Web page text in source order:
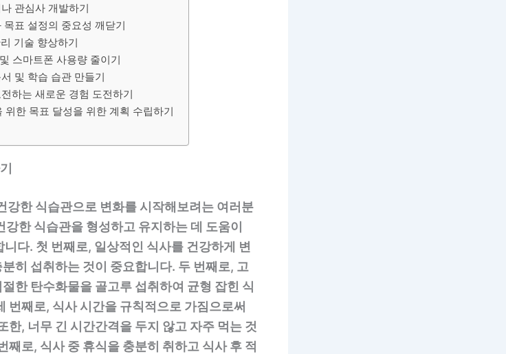
관심사 개발하기
목표 설정의 중요성 깨닫기
기술 향상하기
스마트폰 사용량 줄이기
및 학습 습관 만들기
하는 새로운 경험 도전하기
위한 목표 달성을 위한 계획 수립하기
강한 식습관으로 변화를 시작해보려는 여러분
한 식습관을 형성하고 유지하는 데 도움이
다. 첫 번째로, 일상적인 식사를 건강하게 변
히 섭취하는 것이 중요합니다. 두 번째로, 고
한 탄수화물을 골고루 섭취하여 균형 잡힌 식
번째로, 식사 시간을 규칙적으로 가짐으로써
한, 너무 긴 시간간격을 두지 않고 자주 먹는 것
째로, 식사 중 휴식을 충분히 취하고 식사 후 적